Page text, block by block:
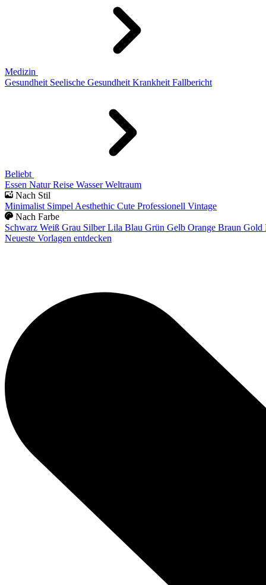
Medizin
Gesundheit Seelische Gesundheit Krankheit Fallbericht
Beliebt
Essen Natur Reise Wasser Weltraum
Nach Stil
Minimalist Simpel Aesthethic Cute Professionell Vintage
Nach Farbe
Schwarz Weiß Grau Silber Lila Blau Grün Gelb Orange Braun Gold
Neueste Vorlagen entdecken